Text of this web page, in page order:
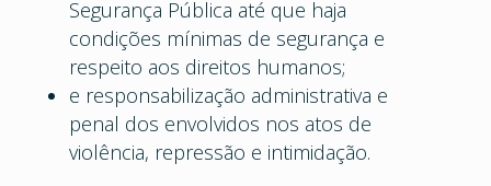
Segurança Pública até que haja
condições mínimas de segurança e
respeito aos direitos humanos;
e responsabilização administrativa e
penal dos envolvidos nos atos de
violência, repressão e intimidação.